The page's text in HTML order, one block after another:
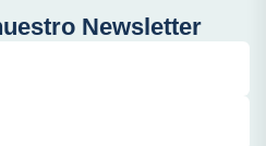
Newsletter